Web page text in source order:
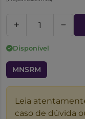
Disponível
MNSRM
Leia
caso de dúvida